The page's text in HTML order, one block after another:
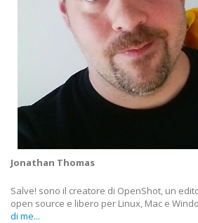
Jonathan Thomas
Salve! sono il creatore di OpenShot, un
open source e libero per Linux, Mac e
di me...